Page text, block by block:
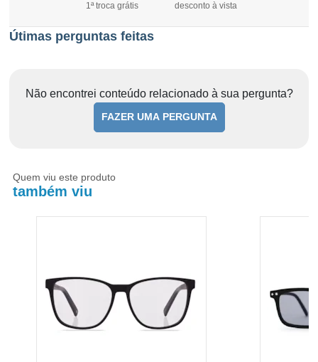
1ª troca grátis desconto à vista
Útimas perguntas feitas
Não encontrei conteúdo relacionado à sua pergunta?
FAZER UMA PERGUNTA
Quem viu este produto
também viu